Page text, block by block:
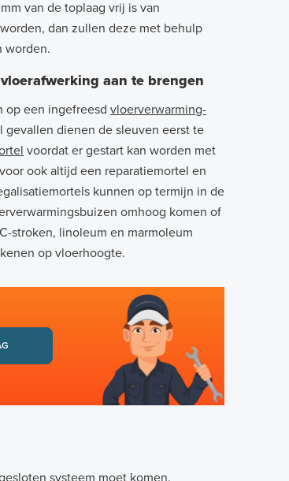
van de toplaag vrij is van
dan zullen deze met behulp
worden.
aan te brengen
op een ingefreesd vloerverwarming-
gevallen dienen de sleuven eerst te
voordat er gestart kan worden met
ook altijd een reparatiemortel en
kunnen op termijn in de
omhoog komen of
stroken, linoleum en marmoleum
op vloerhoogte.
systeem moet komen.